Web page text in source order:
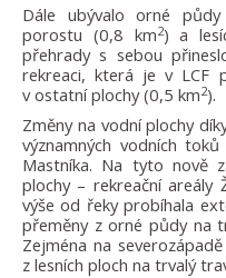
Dále ubývalo orné
porostu (0,8 km2) a
přehrady s sebou
rekreaci, která je v LCF
v ostatní plochy (0,5 km2).
Změny na vodní plochy
významných vodních
Mastníka. Na tyto nově
plochy – rekreační areály
výše od řeky probíhala
přeměny z orné půdy na
Zejména na
z lesních ploch na trvalý